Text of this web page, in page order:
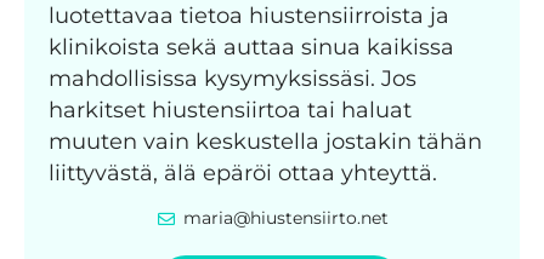
luotettavaa tietoa hiustensiirroista ja
klinikoista sekä auttaa sinua kaikissa
mahdollisissa kysymyksissäsi. Jos
harkitset hiustensiirtoa tai haluat
muuten vain keskustella jostakin tähän
liittyvästä, älä epäröi ottaa yhteyttä.
maria@hiustensiirto.net